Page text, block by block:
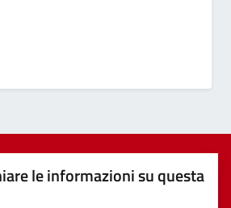
le informazioni su questa